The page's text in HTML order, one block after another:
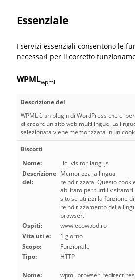
Essenziale
I servizi essenziali consentono le
necessari per il corretto
WPMLwpml
Descrizione del
WPML è un plugin di WordPress che ci
di creare un sito web multilingue. La
selezionata viene memorizzata in un
Biscotti
Nome:
_icl_visitor_lang_js
Descrizione
del:
Memorizza la lingua
reindirizzata. Questo
abilitato per tutti i visitatori
sito se utilizzi la funzione di
reindirizzamento della
browser.
Ospiti:
www.ecowood.ro
Vita utile:
1 giorno
Scopo:
Funzionale
Tipo:
HTTP
Nome: